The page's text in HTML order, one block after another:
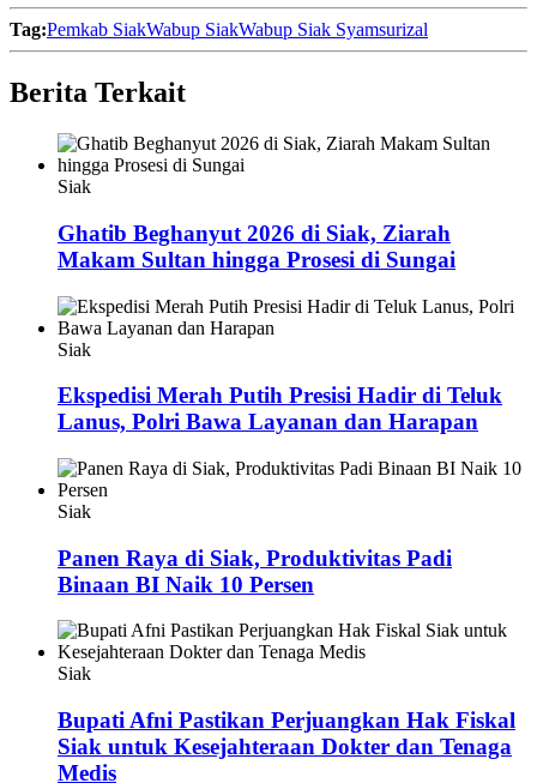
Tag:Pemkab SiakWabup SiakWabup Siak Syamsurizal
Berita Terkait
Siak
Ghatib Beghanyut 2026 di Siak, Ziarah
Makam Sultan hingga Prosesi di Sungai
Siak
Ekspedisi Merah Putih Presisi Hadir di Teluk
Lanus, Polri Bawa Layanan dan Harapan
Siak
Panen Raya di Siak, Produktivitas Padi
Binaan BI Naik 10 Persen
Siak
Bupati Afni Pastikan Perjuangkan Hak Fiskal
Siak untuk Kesejahteraan Dokter dan Tenaga
Medis